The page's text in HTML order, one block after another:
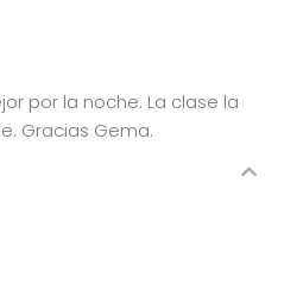
por la noche. La clase la
Gracias Gema.